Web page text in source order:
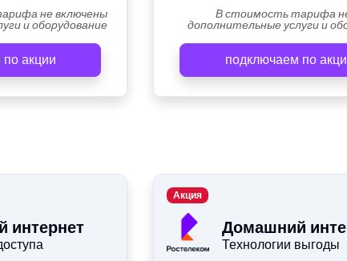
не включены
и оборудование
акции
В стоимость тарифа
дополнительные услуги и
подключаем по
интернет Домашний
Технологии выгоды
Акция